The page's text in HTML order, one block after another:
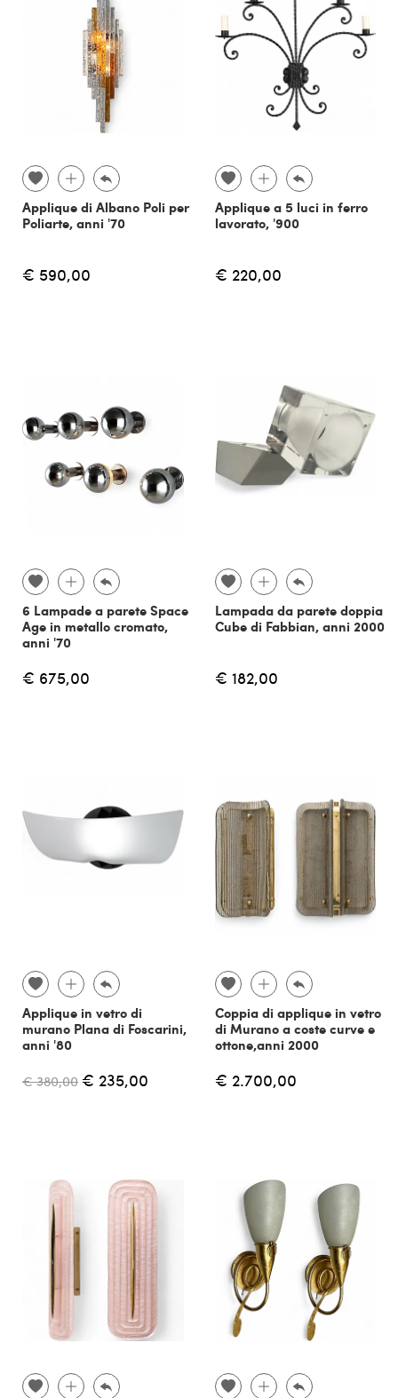
Applique di Albano Poli per
Poliarte, anni '70
€ 590,00
Applique a 5 luci in ferro
lavorato, '900
€ 220,00
6 Lampade a parete Space
Age in metallo cromato,
anni '70
€ 675,00
Lampada da parete doppia
Cube di Fabbian, anni 2000
€ 182,00
Applique in vetro di
murano Plana di Foscarini,
anni '80
€ 380,00 € 235,00
Coppia di applique in vetro
di Murano a coste curve e
ottone,anni 2000
€ 2.700,00